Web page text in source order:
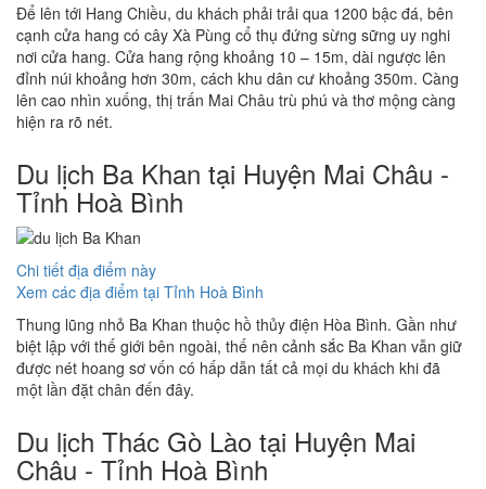
Để lên tới Hang Chiều, du khách phải trải qua 1200 bậc đá, bên
cạnh cửa hang có cây Xà Pùng cổ thụ đứng sừng sững uy nghi
nơi cửa hang. Cửa hang rộng khoảng 10 – 15m, dài ngược lên
đỉnh núi khoảng hơn 30m, cách khu dân cư khoảng 350m. Càng
lên cao nhìn xuống, thị trấn Mai Châu trù phú và thơ mộng càng
hiện ra rõ nét.
Du lịch Ba Khan tại Huyện Mai Châu -
Tỉnh Hoà Bình
Chi tiết địa điểm này
Xem các địa điểm tại Tỉnh Hoà Bình
Thung lũng nhỏ Ba Khan thuộc hồ thủy điện Hòa Bình. Gần như
biệt lập với thế giới bên ngoài, thế nên cảnh sắc Ba Khan vẫn giữ
được nét hoang sơ vốn có hấp dẫn tất cả mọi du khách khi đã
một lần đặt chân đến đây.
Du lịch Thác Gò Lào tại Huyện Mai
Châu - Tỉnh Hoà Bình